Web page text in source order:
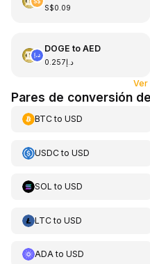
S$0.09
DOGE to AED
د.إ0.257
Ver
Pares de conversión
BTCto USD
USDCto USD
SOL to USD
LTCto USD
ADAto USD